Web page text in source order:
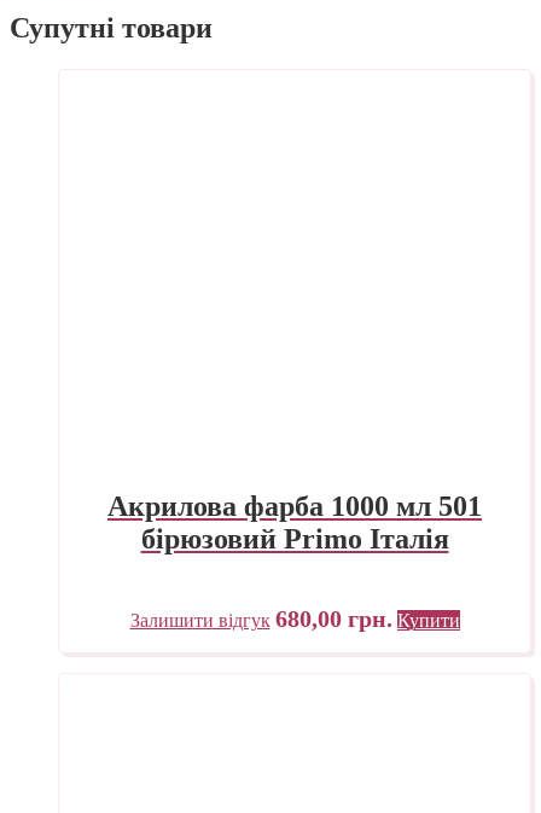
Супутні товари
Акрилова фарба 1000 мл 501
бірюзовий Primo Італія
Залишити відгук 680,00 грн. Купити